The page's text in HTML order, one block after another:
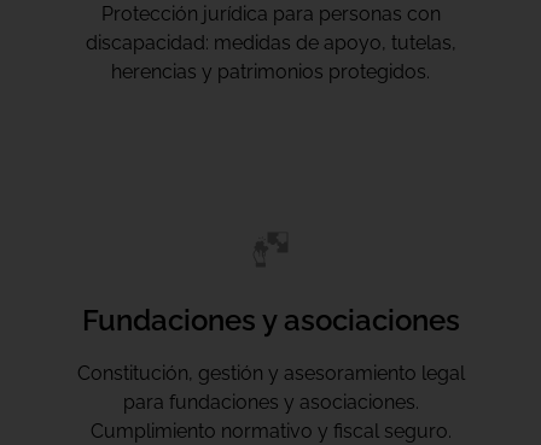
Protección jurídica para personas con
discapacidad: medidas de apoyo, tutelas,
herencias y patrimonios protegidos.
Fundaciones y asociaciones
Constitución, gestión y asesoramiento legal
para fundaciones y asociaciones.
Cumplimiento normativo y fiscal seguro.